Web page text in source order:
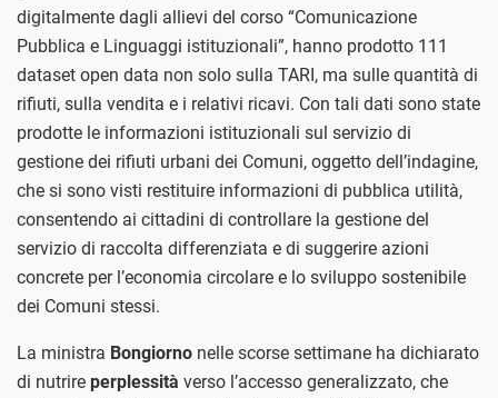
digitalmente dagli allievi del corso “Comunicazione
Pubblica e Linguaggi istituzionali”, hanno prodotto 111
dataset open data non solo sulla TARI, ma sulle quantità di
rifiuti, sulla vendita e i relativi ricavi. Con tali dati sono state
prodotte le informazioni istituzionali sul servizio di
gestione dei rifiuti urbani dei Comuni, oggetto dell’indagine,
che si sono visti restituire informazioni di pubblica utilità,
consentendo ai cittadini di controllare la gestione del
servizio di raccolta differenziata e di suggerire azioni
concrete per l’economia circolare e lo sviluppo sostenibile
dei Comuni stessi.
La ministra Bongiorno nelle scorse settimane ha dichiarato
di nutrire perplessità verso l’accesso generalizzato, che